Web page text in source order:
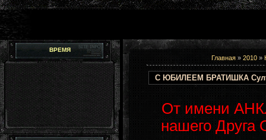
ВРЕМЯ
Главная» 2010 »
С ЮБИЛЕЕМ БРАТИШКА
От имени
нашего Друга